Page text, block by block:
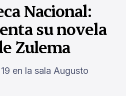
Nacional:
su novela
Zulema
en la sala Augusto